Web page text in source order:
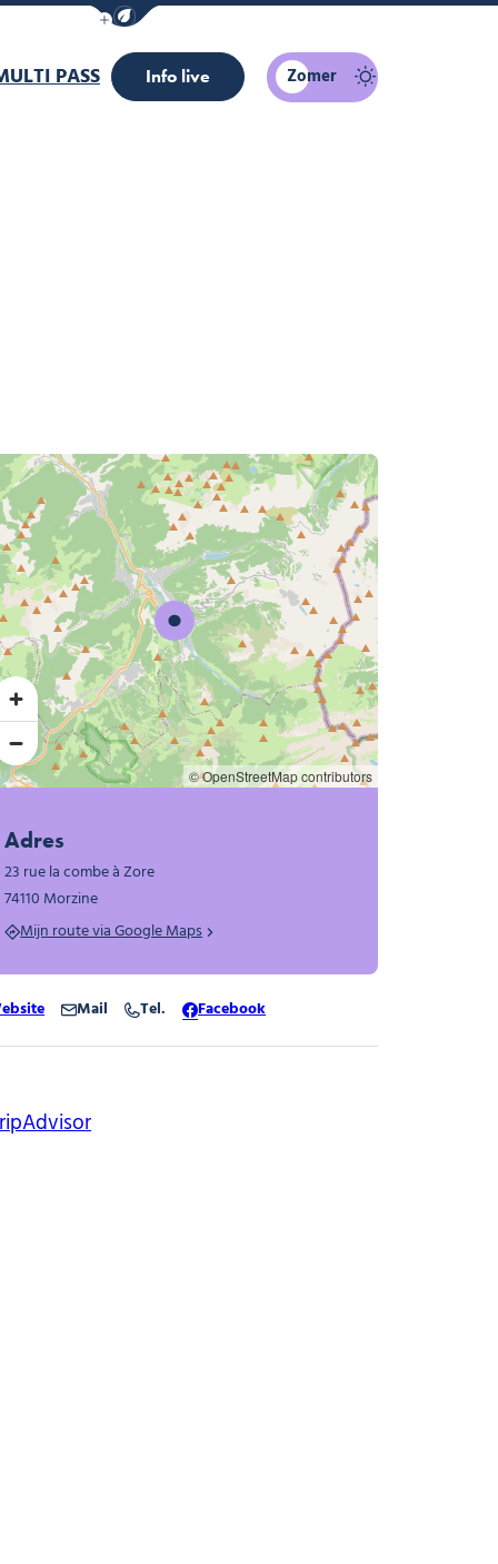
Navigatiebalk eco-modus weergeven/
PASS Info live Zomer
© OpenStreetMap contributors
Adres
23 rue la combe à Zore
74110 Morzine
Mijn route via Google Maps
Mail Tel. Facebook